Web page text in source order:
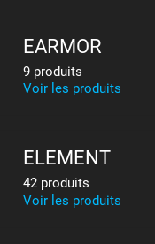
EARMOR
9 produits
Voir les produits
ELEMENT
42 produits
Voir les produits